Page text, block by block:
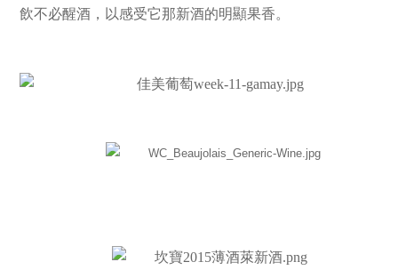
飲不必醒酒，以感受它那新酒的明顯果香。